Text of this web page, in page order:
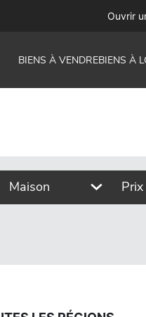
Ouvrir
BIENS À VENDREBIENS À
Maison Prix